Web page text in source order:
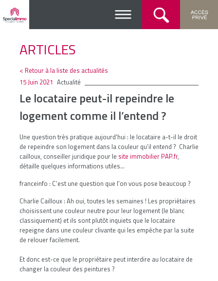
ARTICLES
< Retour à la liste des actualités
15 Juin 2021 Actualité
Le locataire peut-il repeindre le
logement comme il l’entend ?
Une question très pratique aujourd'hui : le locataire a-t-il le droit
de repeindre son logement dans la couleur qu’il entend ? Charlie
cailloux, conseiller juridique pour le site immobilier PAP.fr,
détaille quelques informations utiles...
franceinfo : C’est une question que l’on vous pose beaucoup ?
Charlie Cailloux : Ah oui, toutes les semaines ! Les propriétaires
choisissent une couleur neutre pour leur logement (le blanc
classiquement) et ils sont plutôt inquiets que le locataire
repeigne dans une couleur clivante qui les empêche par la suite
de relouer facilement.
Et donc est-ce que le propriétaire peut interdire au locataire de
changer la couleur des peintures ?